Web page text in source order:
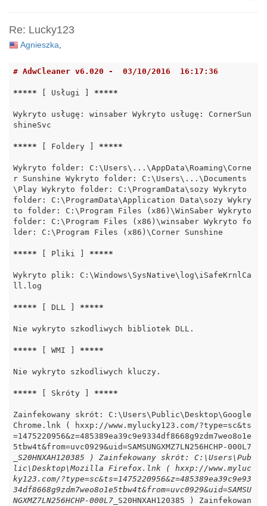
Re: Lucky123
Agnieszka
# AdwCleaner v6.020 -  03/10/2016  16:17:36
***** [ Usługi ] *****
Wykryto usługę: winsaber Wykryto usługę: CornerSun
shineSvc
***** [ Foldery ] *****
Wykryto folder: C:\Users\...\AppData\Roaming\Corne
r Sunshine Wykryto folder: C:\Users\...\Documents
\Play Wykryto folder: C:\ProgramData\sozy Wykryto
folder: C:\ProgramData\Application Data\sozy Wykry
to folder: C:\Program Files (x86)\WinSaber Wykryto
folder: C:\Program Files (x86)\winsaber Wykryto fo
lder: C:\Program Files (x86)\Corner Sunshine
***** [ Pliki ] *****
Wykryto plik: C:\Windows\SysNative\log\iSafeKrnlCa
ll.log
***** [ DLL ] *****
Nie wykryto szkodliwych bibliotek DLL.
***** [ WMI ] *****
Nie wykryto szkodliwych kluczy.
***** [ Skróty ] *****
Zainfekowany skrót: C:\Users\Public\Desktop\Google
Chrome.lnk ( hxxp://www.mylucky123.com/?type=sc&ts
=1475220956&z=485389ea39c9e9334df8668g9zdm7weo8o1e
5tbw4t&from=uvc0929&uid=SAMSUNGXMZ7LN256HCHP-000L7
_S20HNXAH120385 ) Zainfekowany skrót: C:\Users\Pub
lic\Desktop\Mozilla Firefox.lnk ( hxxp://www.myluc
ky123.com/?type=sc&ts=1475220956&z=485389ea39c9e93
34df8668g9zdm7weo8o1e5tbw4t&from=uvc0929&uid=SAMSU
NGXMZ7LN256HCHP-000L7_ S20HNXAH120385 ) Zainfekowan